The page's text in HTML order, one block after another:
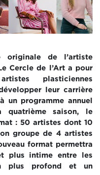
de l’artiste
Cercle de l’Art a pour
plasticiennes
leur carrière
un programme annuel
quatrième saison, le
: 50 artistes dont 10
groupe de 4 artistes
format permettra
plus intime entre les
plus profond et un